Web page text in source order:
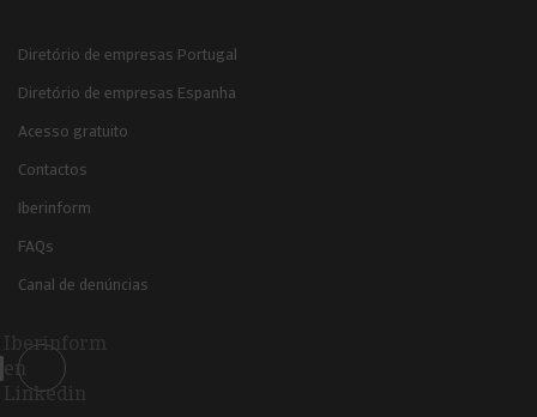
Diretório de empresas Portugal
Diretório de empresas Espanha
Acesso gratuito
Contactos
Iberinform
FAQs
Canal de denúncias
Iberinform
en
Linkedin